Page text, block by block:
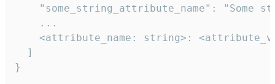
"some_string_attribute_name": "Some
    ...
<attribute_name: string>:
  ]
}